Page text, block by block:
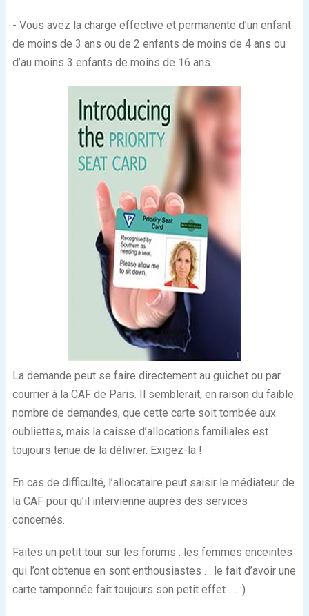
- Vous avez la charge effective et permanente d’un enfant
de moins de 3 ans ou de 2 enfants de moins de 4 ans ou
d’au moins 3 enfants de moins de 16 ans.
La demande peut se faire directement au guichet ou par
courrier à la CAF de Paris. Il semblerait, en raison du faible
nombre de demandes, que cette carte soit tombée aux
oubliettes, mais la caisse d’allocations familiales est
toujours tenue de la délivrer. Exigez-la !
En cas de difficulté, l’allocataire peut saisir le médiateur de
la CAF pour qu’il intervienne auprès des services
concernés.
Faites un petit tour sur les forums : les femmes enceintes
qui l’ont obtenue en sont enthousiastes … le fait d’avoir une
carte tamponnée fait toujours son petit effet …. :)